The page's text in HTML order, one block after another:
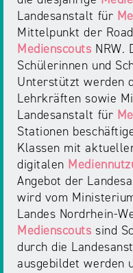
Landesanstalt für
Mittelpunkt der
Medienscouts NRW.
Schülerinnen und
Unterstützt werden
Lehrkräften sowie
Landesanstalt für
Stationen
Klassen mit
digitalen
Angebot der
wird vom
Landes Nordrhein-
Medienscouts sind
durch die
ausgebildet werden